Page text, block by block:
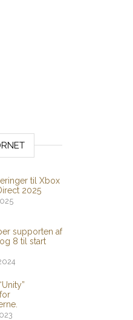
til Xbox
2025
supporten af
8 til start